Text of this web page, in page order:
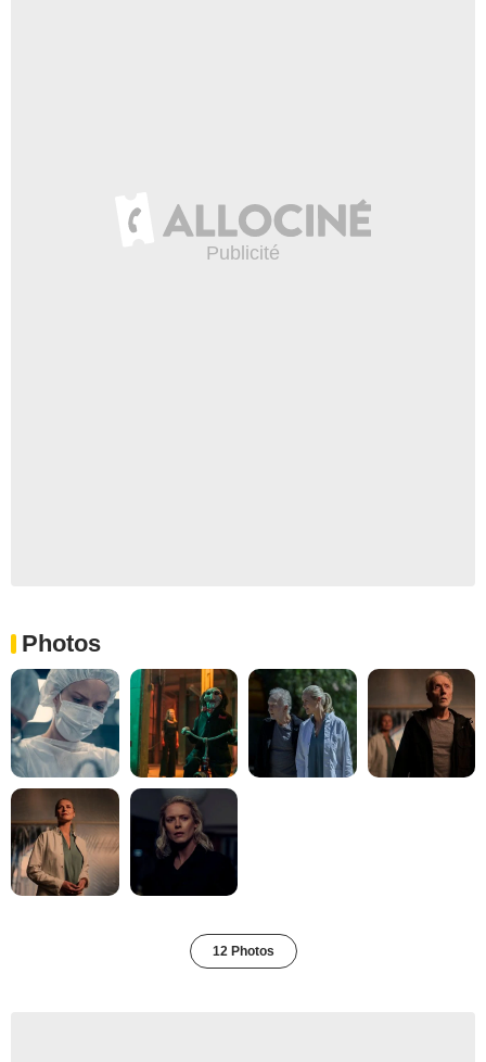
Photos
12 Photos